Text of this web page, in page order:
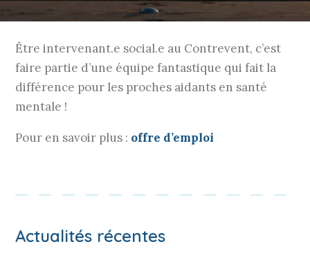
Être intervenant.e social.e au Contrevent, c’est
faire partie d’une équipe fantastique qui fait la
différence pour les proches aidants en santé
mentale !
Pour en savoir plus : offre d’emploi
Actualités récentes